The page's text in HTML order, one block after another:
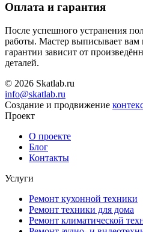
Оплата и гарантия
После успешного устранения
работы. Мастер выписывает
гарантии зависит от
деталей.
© 2026 Skatlab.ru
info@skatlab.ru
Создание и продвижение
Проект
О проекте
Блог
Контакты
Услуги
Ремонт кухонной техники
Ремонт техники для дома
Ремонт климатической